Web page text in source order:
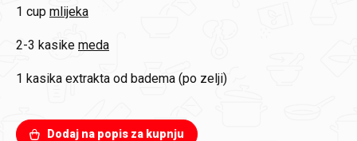
1 cup mlijeka
2-3 kasike meda
1 kasika extrakta od badema (po zelji)
Dodaj na popis za kupnju